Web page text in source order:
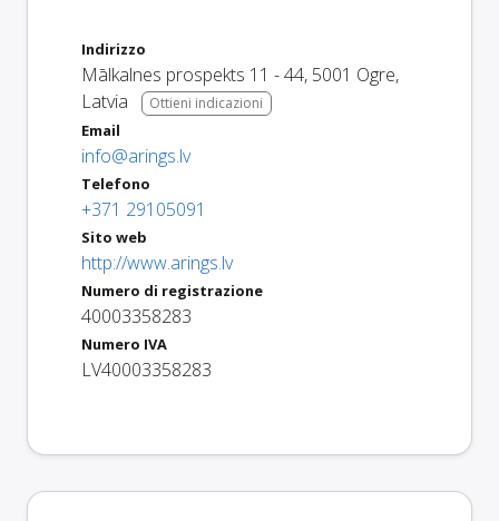
Indirizzo
Mālkalnes prospekts 11 - 44, 5001 Ogre,
Latvia
Ottieni indicazioni
Email
info@arings.lv
Telefono
+371 29105091
Sito web
http://www.arings.lv
Numero di registrazione
40003358283
Numero IVA
LV40003358283